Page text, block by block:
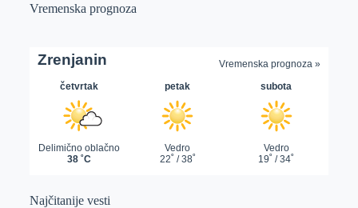
Vremenska prognoza
Najčitanije vesti